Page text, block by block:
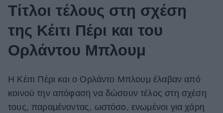
Τίτλοι τέλους στη σχέση
της Κέιτι Πέρι και του
Ορλάντου Μπλουμ
Η Κέιτι Πέρι και ο Ορλάντο Μπλουμ έλαβαν από
κοινού την απόφαση να δώσουν τέλος στη σχέση
τους, παραμένοντας, ωστόσο, ενωμένοι για χάρη